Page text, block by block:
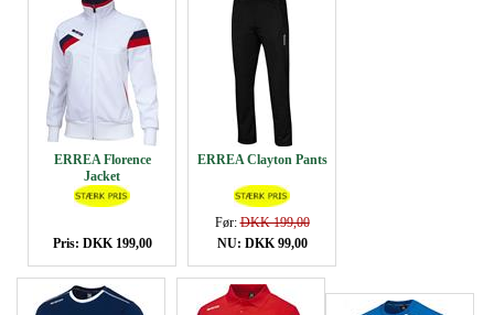
ERREA Florence
Jacket
Pris: DKK 199,00
ERREA Clayton Pants
Før:DKK 199,00
NU: DKK 99,00